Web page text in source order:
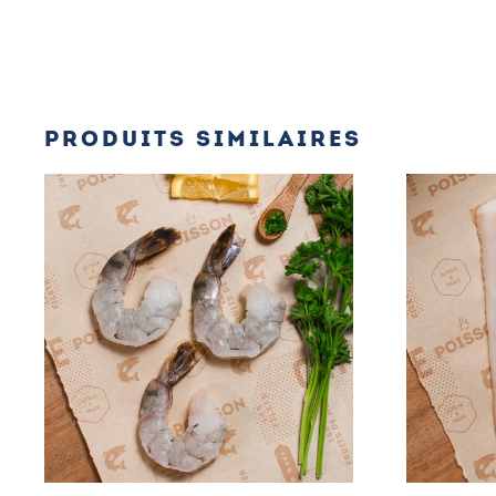
PRODUITS SIMILAIRES